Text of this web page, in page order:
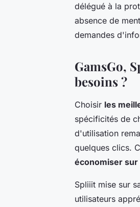
délégué à la
absence de
demandes
GamsGo,
besoins ?
Choisir les
spécificités de
d'utilisation
quelques clics.
économiser
Spliiit mise sur
utilisateurs